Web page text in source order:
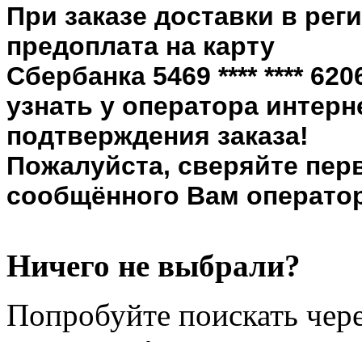
При заказе доставки в
предоплата на карту
Сбербанка 5469 **** ****
узнать у оператора
подтверждения заказа!
Пожалуйста, сверяйте
сообщённого Вам
Ничего не выбрали?
Попробуйте поискать